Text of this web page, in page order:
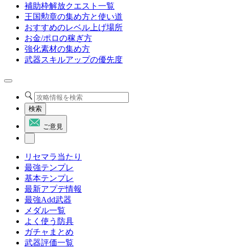
補助枠解放クエスト一覧
王国勲章の集め方と使い道
おすすめのレベル上げ場所
お金/ポロの稼ぎ方
強化素材の集め方
武器スキルアップの優先度
検索
ご意見
リセマラ当たり
最強テンプレ
基本テンプレ
最新アプデ情報
最強Add武器
メダル一覧
よく使う防具
ガチャまとめ
武器評価一覧